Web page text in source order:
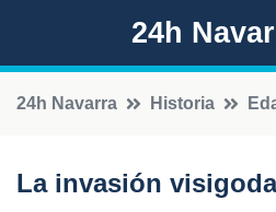
24h
24h Navarra Historia
La invasión